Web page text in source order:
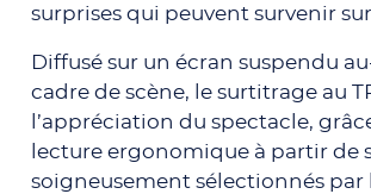
surprises qui peuvent survenir
Diffusé sur un écran suspendu
cadre de scène, le surtitrage au
l’appréciation du spectacle,
lecture ergonomique à partir de
soigneusement sélectionnés par